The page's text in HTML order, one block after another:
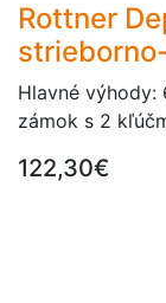
Rottner
Hlavné
zámok s 2
122,30€